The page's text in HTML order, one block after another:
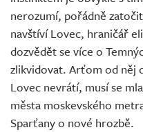
nerozumí, pořádně
navštíví Lovec, hraničář
dozvědět se více o
zlikvidovat. Arťom od něj
Lovec nevrátí, musí se
města moskevského
Sparťany o nové hrozbě.